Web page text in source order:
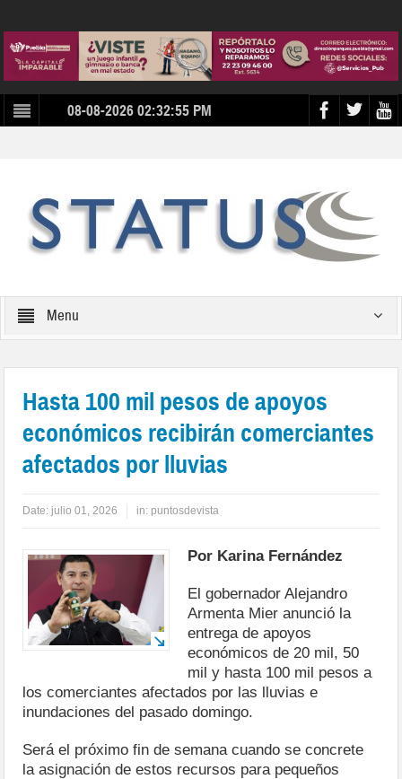
08-08-2026 02:32:55 PM
Menu
Hasta 100 mil pesos de apoyos
económicos recibirán comerciantes
afectados por lluvias
Date: julio 01, 2026 in: puntosdevista
Por Karina Fernández
El gobernador Alejandro
Armenta Mier anunció la
entrega de apoyos
económicos de 20 mil, 50
mil y hasta 100 mil pesos a
los comerciantes afectados por las lluvias e
inundaciones del pasado domingo.
Será el próximo fin de semana cuando se concrete
la asignación de estos recursos para pequeños